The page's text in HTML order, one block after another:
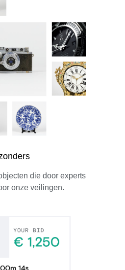
die door experts
onze veilingen.